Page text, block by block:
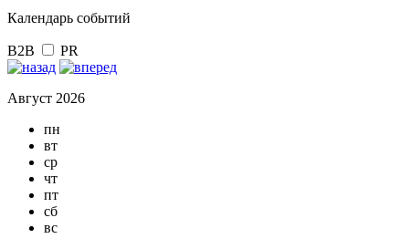
Календарь событий
B2B PR
Август 2026
пн
вт
ср
чт
пт
сб
вс